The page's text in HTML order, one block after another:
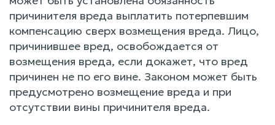
причинителя вреда выплатить потерпевшим
компенсацию сверх возмещения вреда. Лицо,
причинившее вред, освобождается от
возмещения вреда, если докажет, что вред
причинен не по его вине. Законом может быть
предусмотрено возмещение вреда и при
отсутствии вины причинителя вреда.